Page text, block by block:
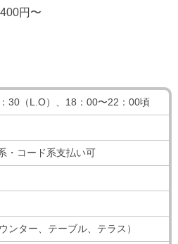
円〜
30（L.O）、18：00〜22：00頃
・コード系支払い可
ンター、テーブル、テラス）